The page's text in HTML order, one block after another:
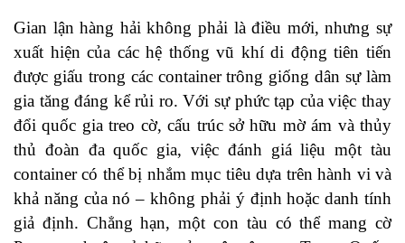
Gian lận hàng hải không phải là điều mới, nhưng sự
xuất hiện của các hệ thống vũ khí di động tiên tiến
được giấu trong các container trông giống dân sự làm
gia tăng đáng kể rủi ro. Với sự phức tạp của việc thay
đổi quốc gia treo cờ, cấu trúc sở hữu mờ ám và thủy
thủ đoàn đa quốc gia, việc đánh giá liệu một tàu
container có thể bị nhắm mục tiêu dựa trên hành vi và
khả năng của nó – không phải ý định hoặc danh tính
giả định. Chẳng hạn, một con tàu có thể mang cờ